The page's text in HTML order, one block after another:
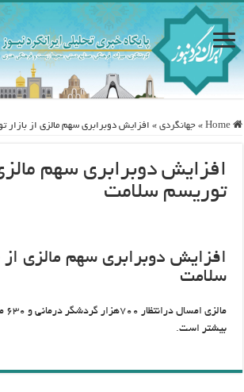
Home
» جهانگردی » افزایش دوبرابری سهم مالزی از بازار
افزایش دوبرابری سهم مالزی
توریسم سلامت
افزایش دوبرابری سهم مالزی از
سلامت
بیشتر است.